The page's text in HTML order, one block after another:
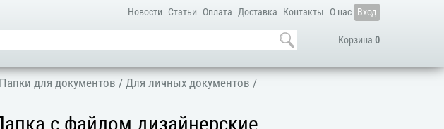
Новости Статьи Оплата Доставка Контакты О нас Вход
Корзина 0
Папки для документов /Для личных документов /